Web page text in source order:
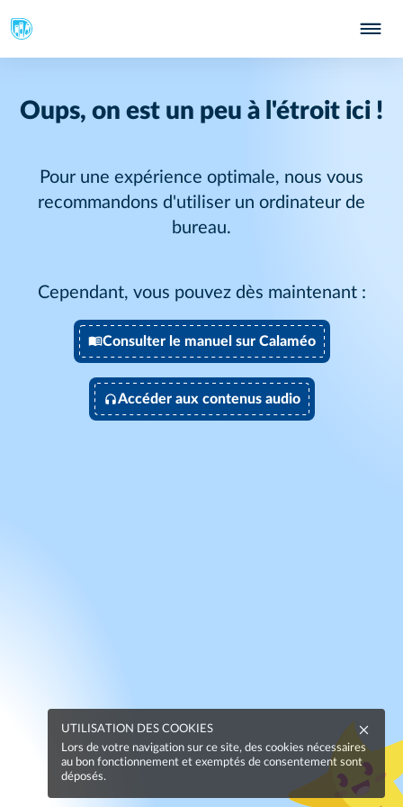
Oups, on est un peu à l'étroit ici !
Pour une expérience optimale, nous vous
recommandons d'utiliser un ordinateur de
bureau.
Cependant, vous pouvez dès maintenant :
Consulter le manuel sur Calaméo
Accéder aux contenus audio
UTILISATION DES COOKIES
Lors de votre navigation sur ce site, des cookies nécessaires
au bon fonctionnement et exemptés de consentement sont
déposés.